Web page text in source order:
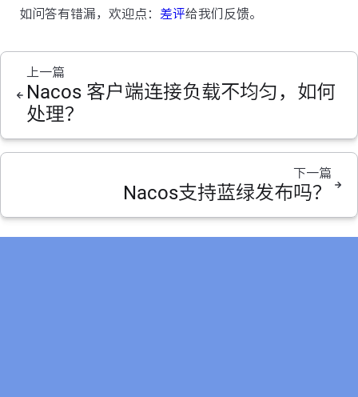
如问答有错漏，欢迎点： 差评给我们反馈。
上一篇
Nacos 客户端连接负载不均匀，如何
处理？
下一篇
Nacos支持蓝绿发布吗？